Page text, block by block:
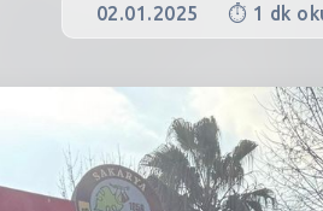
02.01.2025 ⏱️ 1 dk